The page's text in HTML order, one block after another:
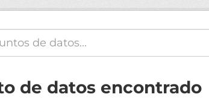
de datos encontrado